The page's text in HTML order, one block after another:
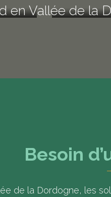
en Vallée de la
Besoin
de la Dordogne, les